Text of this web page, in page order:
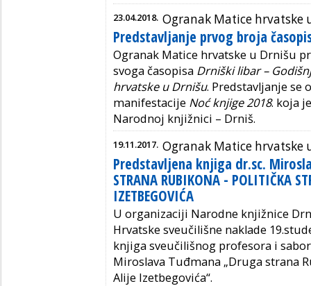
23.04.2018. Ogranak Matice hrvatske
Predstavljanje prvog broja
Ogranak Matice hrvatske u Drnišu
svoga časopisa Drniški libar –
hrvatske u Drnišu. Predstavljanje se
manifestacije Noć knjige 2018. koja
Narodnoj knjižnici – Drniš.
19.11.2017. Ogranak Matice hrvatske
Predstavljena knjiga dr.sc.
STRANA RUBIKONA - POLITIČKA
IZETBEGOVIĆA
U organizaciji Narodne knjižnice
Hrvatske sveučilišne naklade
knjiga sveučilišnog profesora i
Miroslava Tuđmana „Druga strana
Alije Izetbegovića“.